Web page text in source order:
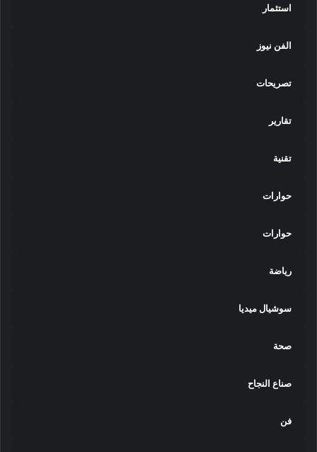
استثمار
الفن نيوز
تصريحات
تقارير
تقنية
حوارات
حوارات
رياضة
سوشيال ميديا
صحة
صناع النجاح
فن